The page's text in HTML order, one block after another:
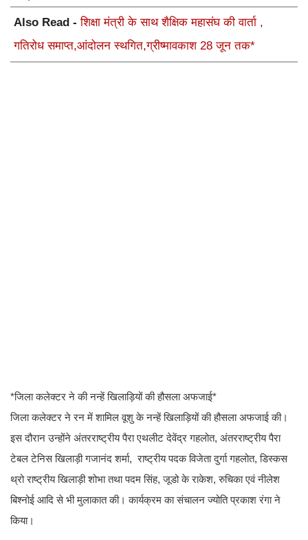
Also Read -शिक्षा मंत्री के साथ शैक्षिक महासंघ की वार्ता ,
गतिरोध समाप्त,आंदोलन स्थगित,ग्रीष्मावकाश 28 जून तक*
*जिला कलेक्टर ने की नन्हें खिलाड़ियों की हौसला अफजाई*
जिला कलेक्टर ने रन में शामिल वूशु के नन्हें खिलाड़ियों की हौसला अफजाई की।
इस दौरान उन्होंने अंतरराष्ट्रीय पैरा एथलीट देवेंद्र गहलोत, अंतरराष्ट्रीय पैरा
टेबल टेनिस खिलाड़ी गजानंद शर्मा, राष्ट्रीय पदक विजेता दुर्गा गहलोत, डिस्कस
थ्रो राष्ट्रीय खिलाड़ी शोभा तथा पदम सिंह, जूडो के राकेश, रुचिका एवं नीलेश
बिश्नोई आदि से भी मुलाकात की। कार्यक्रम का संचालन ज्योति प्रकाश रंगा ने
किया।